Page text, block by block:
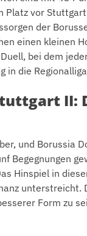
Platz vor
der
einen kleinen
bei dem
in die
II:
und Borussia
Begegnungen
Hinspiel in
unterstreicht.
Form zu